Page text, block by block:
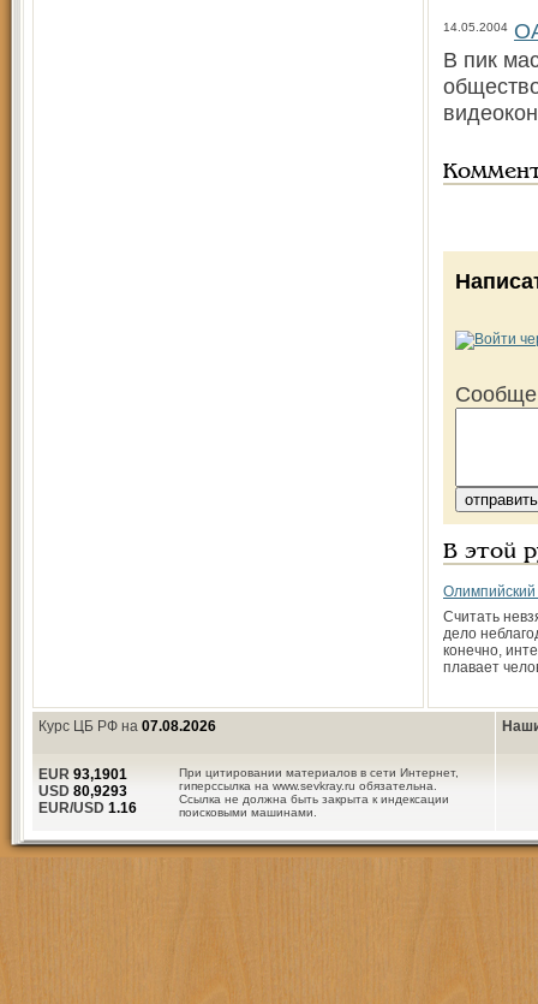
14.05.2004
В пик
В этой
Олимпийский
Считать
дело
конечно,
плавает
Курс ЦБ РФ на 07.08.2026
При цитировании материалов в сети Интернет,
гиперссылка на www.sevkray.ru обязательна.
Ссылка не должна быть закрыта к индексации
поисковыми машинами.
EUR 93,1901
USD 80,9293
EUR/USD 1.16